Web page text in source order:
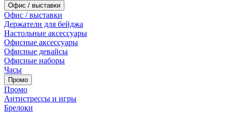
Офис / выставки
Офис / выставки
Держатели для бейджа
Настольные аксессуары
Офисные аксессуары
Офисные девайсы
Офисные наборы
Часы
Промо
Промо
Антистрессы и игры
Брелоки